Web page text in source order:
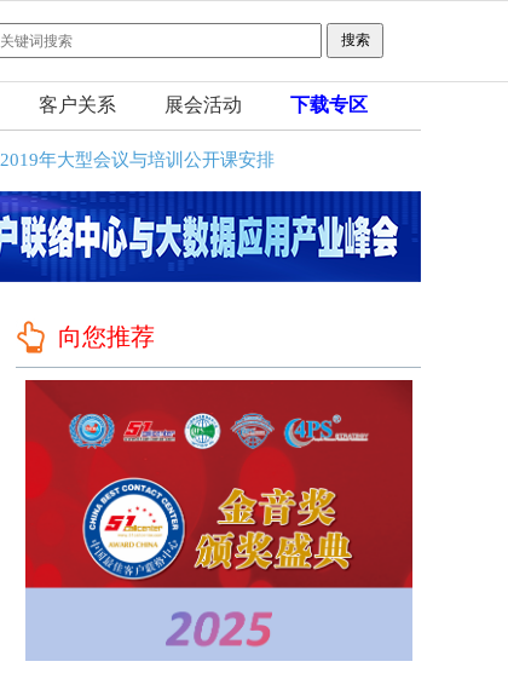
客户关系 展会活动 下载专区
2019年大型会议与培训公开课安排
向您推荐